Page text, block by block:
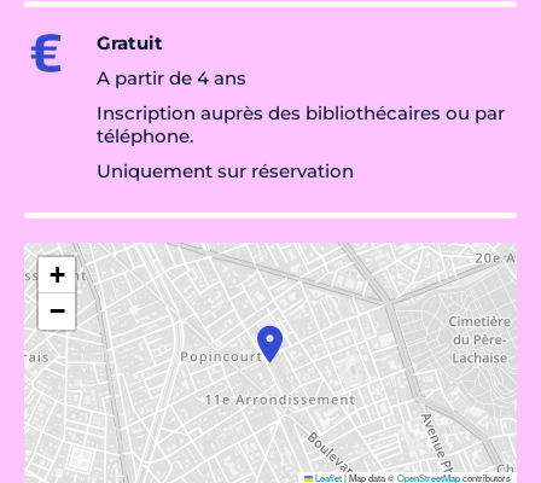
Gratuit
A partir de 4 ans
Inscription auprès des bibliothécaires ou par
téléphone.
Uniquement sur réservation
+
−
Leaflet|Map data ©OpenStreetMapcontributors